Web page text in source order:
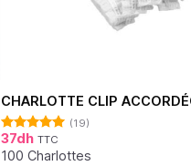
CHARLOTTE CLIP
Note4.95
sur 5
(19)
37dh TTC
100 Charlottes